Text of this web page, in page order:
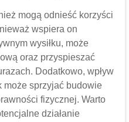
mogą odnieść korzyści
wspiera on
wysiłku, może
oraz przyspieszać
Dodatkowo, wpływ
może sprzyjać budowie
fizycznej. Warto
działanie